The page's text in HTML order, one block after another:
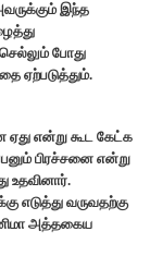
இந்த
போது
ஏற்படுத்தும்.
என்று கூட கேட்க
பிரச்சனை என்று
உதவினார்.‌
எடுத்து வருவதற்கு
அத்தகைய